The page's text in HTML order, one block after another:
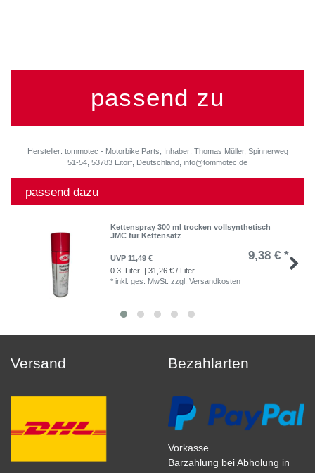
passend zu
Hersteller: tommotec - Motorbike Parts, Inhaber: Thomas Müller, Spinnerweg
51-54, 53783 Eitorf, Deutschland, info@tommotec.de
passend dazu
Kettenspray 300 ml trocken vollsynthetisch
JMC für Kettensatz
UVP 11,49 € 9,38 € *
0.3 Liter | 31,26 € / Liter
*inkl. ges. MwSt. zzgl.Versandkosten
Versand Bezahlarten
Vorkasse
Barzahlung bei Abholung in